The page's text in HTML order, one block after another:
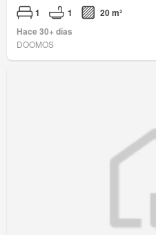
1 1
20 m²
Hace 30+ días
DOOMOS